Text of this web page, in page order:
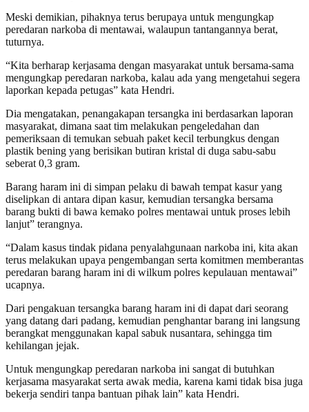
Meski demikian, pihaknya terus berupaya untuk mengungkap
peredaran narkoba di mentawai, walaupun tantangannya berat,
tuturnya.
“Kita berharap kerjasama dengan masyarakat untuk bersama-sama
mengungkap peredaran narkoba, kalau ada yang mengetahui segera
laporkan kepada petugas” kata Hendri.
Dia mengatakan, penangakapan tersangka ini berdasarkan laporan
masyarakat, dimana saat tim melakukan pengeledahan dan
pemeriksaan di temukan sebuah paket kecil terbungkus dengan
plastik bening yang berisikan butiran kristal di duga sabu-sabu
seberat 0,3 gram.
Barang haram ini di simpan pelaku di bawah tempat kasur yang
diselipkan di antara dipan kasur, kemudian tersangka bersama
barang bukti di bawa kemako polres mentawai untuk proses lebih
lanjut” terangnya.
“Dalam kasus tindak pidana penyalahgunaan narkoba ini, kita akan
terus melakukan upaya pengembangan serta komitmen memberantas
peredaran barang haram ini di wilkum polres kepulauan mentawai”
ucapnya.
Dari pengakuan tersangka barang haram ini di dapat dari seorang
yang datang dari padang, kemudian penghantar barang ini langsung
berangkat menggunakan kapal sabuk nusantara, sehingga tim
kehilangan jejak.
Untuk mengungkap peredaran narkoba ini sangat di butuhkan
kerjasama masyarakat serta awak media, karena kami tidak bisa juga
bekerja sendiri tanpa bantuan pihak lain” kata Hendri.